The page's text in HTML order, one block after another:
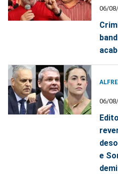
06/
06/
e